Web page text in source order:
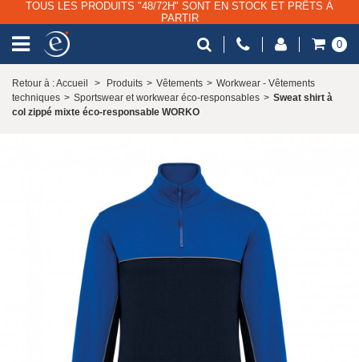
TOUS LES PRODUITS "48/72H" SONT EN STOCK ET PRÊTS À
PARTIR
0
Retour à : Accueil > Produits > Vêtements > Workwear - Vêtements
techniques > Sportswear et workwear éco-responsables > Sweat shirt à
col zippé mixte éco-responsable WORKO